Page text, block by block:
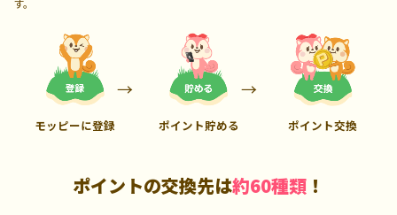
す。
モッピーに登録 ポイント貯める ポイント交換
ポイントの交換先は約60種類 ！